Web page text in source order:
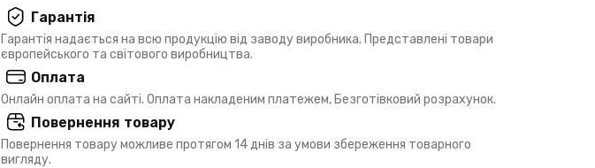
Гарантія
Гарантія надається на всю продукцію від заводу виробника. Представлені товари
європейського та світового виробництва.
Оплата
Онлайн оплата на сайті. Оплата накладеним платежем, Безготівковий розрахунок.
Повернення товару
Повернення товару можливе протягом 14 днів за умови збереження товарного
вигляду.